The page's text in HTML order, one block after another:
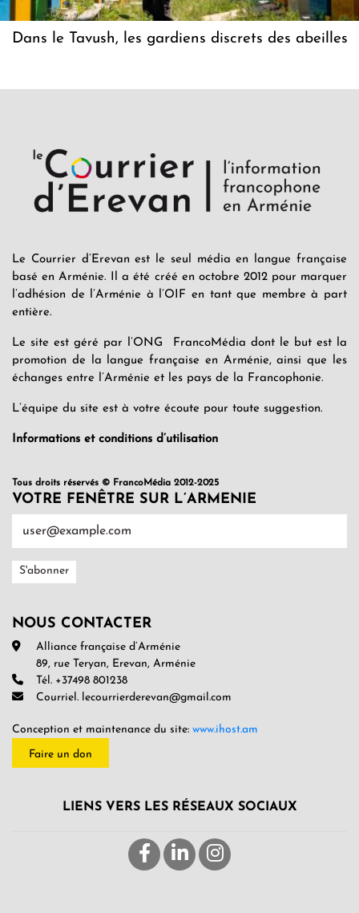
Dans le Tavush, les gardiens discrets des abeilles
Le Courrier d’Erevan est le seul média en langue française
basé en Arménie. Il a été créé en octobre 2012 pour marquer
l’adhésion de l’Arménie à l’OIF en tant que membre à part
entière.
Le site est géré par l’ONG FrancoMédia dont le but est la
promotion de la langue française en Arménie, ainsi que les
échanges entre l’Arménie et les pays de la Francophonie.
L’équipe du site est à votre écoute pour toute suggestion.
Informations et conditions d’utilisation
Tous droits réservés © FrancoMédia 2012-2025
VOTRE FENÊTRE SUR L’ARMENIE
NOUS CONTACTER
Alliance française d’Arménie
89, rue Teryan, Erevan, Arménie
Tél. +37498 801238
Courriel. lecourrierderevan@gmail.com
Conception et maintenance du site: www.ihost.am
Faire un don
LIENS VERS LES RÉSEAUX SOCIAUX